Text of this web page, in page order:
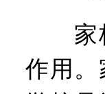
家校
作用。